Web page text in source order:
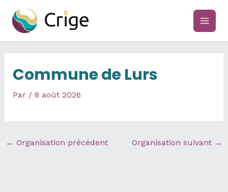
contenu
main
Commune de Lurs
Par / 8 août 2026
← Organisation précédent Organisation suivant →